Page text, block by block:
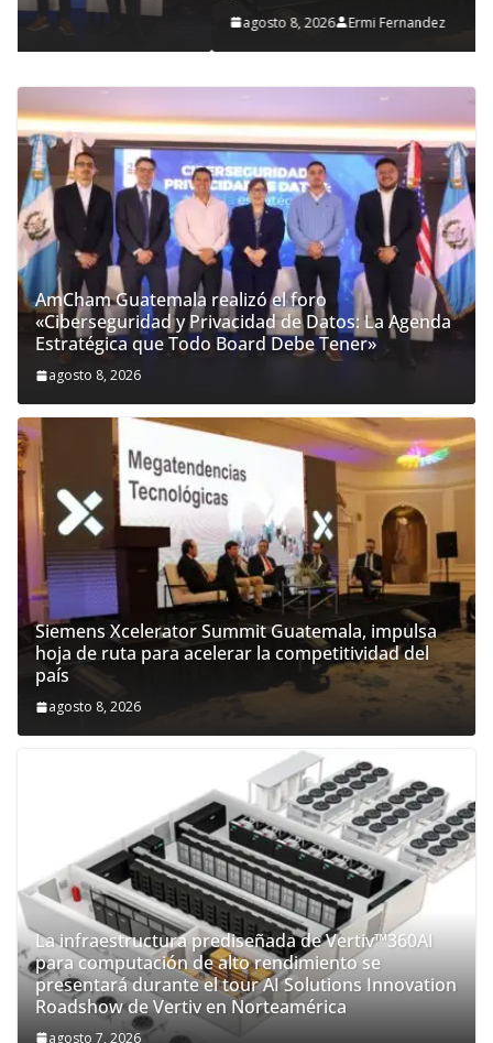
Ermi Fernandez
AmCham Guatemala realizó el foro
«Ciberseguridad y Privacidad de Datos: La Agenda
Estratégica que Todo Board Debe Tener»
agosto 8, 2026
Siemens Xcelerator Summit Guatemala, impulsa
hoja de ruta para acelerar la competitividad del
país
agosto 8, 2026
La infraestructura prediseñada de Vertiv™360AI
para computación de alto rendimiento se
presentará durante el tour AI Solutions Innovation
Roadshow de Vertiv en Norteamérica
agosto 7, 2026